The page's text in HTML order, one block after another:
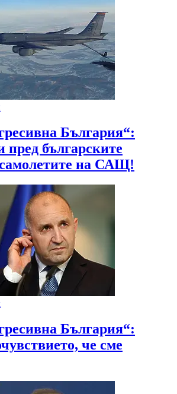
България“:
пред българските
на САЩ!
България“:
че сме